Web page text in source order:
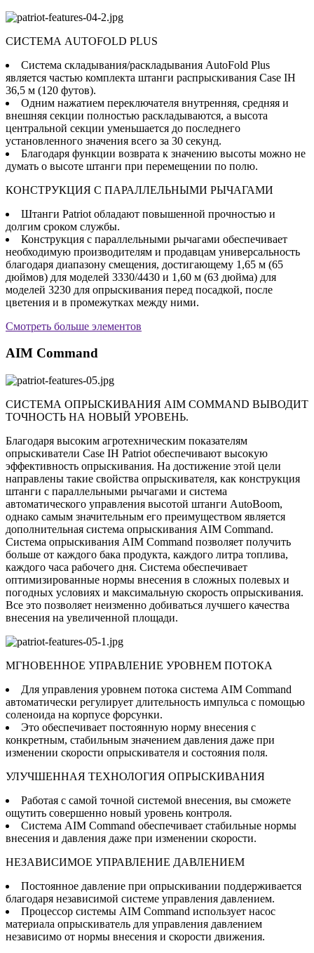
СИСТЕМА AUTOFOLD PLUS
Система складывания/раскладывания AutoFold Plus
является частью комплекта штанги распрыскивания Case IH
36,5 м (120 футов).
Одним нажатием переключателя внутренняя, средняя и
внешняя секции полностью раскладываются, а высота
центральной секции уменьшается до последнего
установленного значения всего за 30 секунд.
Благодаря функции возврата к значению высоты можно не
думать о высоте штанги при перемещении по полю.
КОНСТРУКЦИЯ С ПАРАЛЛЕЛЬНЫМИ РЫЧАГАМИ
Штанги Patriot обладают повышенной прочностью и
долгим сроком службы.
Конструкция с параллельными рычагами обеспечивает
необходимую производителям и продавцам универсальность
благодаря диапазону смещения, достигающему 1,65 м (65
дюймов) для моделей 3330/4430 и 1,60 м (63 дюйма) для
моделей 3230 для опрыскивания перед посадкой, после
цветения и в промежутках между ними.
Смотреть больше элементов
AIM Command
СИСТЕМА ОПРЫСКИВАНИЯ AIM COMMAND ВЫВОДИТ
ТОЧНОСТЬ НА НОВЫЙ УРОВЕНЬ.
Благодаря высоким агротехническим показателям
опрыскиватели Case IH Patriot обеспечивают высокую
эффективность опрыскивания. На достижение этой цели
направлены такие свойства опрыскивателя, как конструкция
штанги с параллельными рычагами и система
автоматического управления высотой штанги AutoBoom,
однако самым значительным его преимуществом является
дополнительная система опрыскивания AIM Command.
Система опрыскивания AIM Command позволяет получить
больше от каждого бака продукта, каждого литра топлива,
каждого часа рабочего дня. Система обеспечивает
оптимизированные нормы внесения в сложных полевых и
погодных условиях и максимальную скорость опрыскивания.
Все это позволяет неизменно добиваться лучшего качества
внесения на увеличенной площади.
МГНОВЕННОЕ УПРАВЛЕНИЕ УРОВНЕМ ПОТОКА
Для управления уровнем потока система AIM Command
автоматически регулирует длительность импульса с помощью
соленоида на корпусе форсунки.
Это обеспечивает постоянную норму внесения с
конкретным, стабильным значением давления даже при
изменении скорости опрыскивателя и состояния поля.
УЛУЧШЕННАЯ ТЕХНОЛОГИЯ ОПРЫСКИВАНИЯ
Работая с самой точной системой внесения, вы сможете
ощутить совершенно новый уровень контроля.
Система AIM Command обеспечивает стабильные нормы
внесения и давления даже при изменении скорости.
НЕЗАВИСИМОЕ УПРАВЛЕНИЕ ДАВЛЕНИЕМ
Постоянное давление при опрыскивании поддерживается
благодаря независимой системе управления давлением.
Процессор системы AIM Command использует насос
материала опрыскиватель для управления давлением
независимо от нормы внесения и скорости движения.